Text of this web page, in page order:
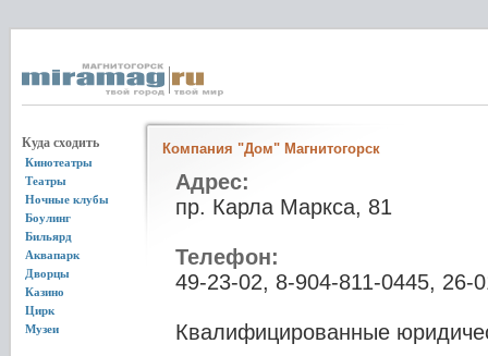
Куда сходить
Кинотеатры
Театры
Ночные клубы
Боулинг
Бильярд
Аквапарк
Дворцы
Казино
Цирк
Музеи
Компания "Дом" Магнитогорск
Адрес:
пр. Карла Маркса, 81
Телефон:
49-23-02, 8-904-811-0445, 26-
Квалифицированные